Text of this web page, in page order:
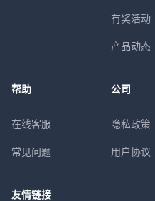
有奖活动
产品动态
帮助
在线客服
常见问题
公司
隐私政策
用户协议
友情链接